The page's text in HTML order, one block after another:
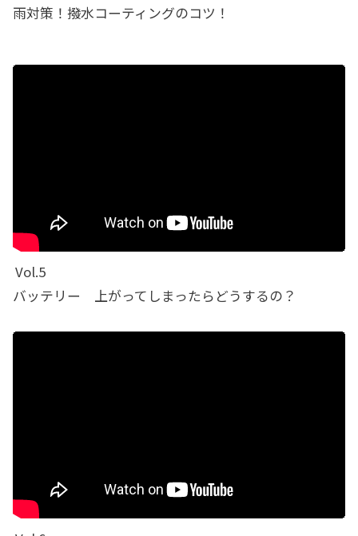
雨対策！撥水コーティングのコツ！
Vol.5
バッテリー 上がってしまったらどうするの？